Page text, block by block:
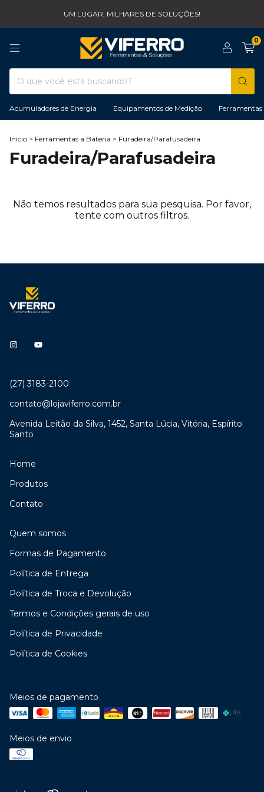
UM LUGAR, MILHARES DE SOLUÇÕES!
0
Acumuladores de Energia Equipamentos de Medição
Início > Ferramentas a Bateria > Furadeira/Parafusadeira
Furadeira/Parafusadeira
Não temos resultados para sua pesquisa. Por favor,
tente com outros filtros.
(27) 3183-2100
contato@lojaviferro.com.br
Avenida Leitão da Silva, 1452, Santa Lúcia, Vitória, Espírito
Santo
Home
Produtos
Contato
Quem somos
Formas de Pagamento
Política de Entrega
Política de Troca e Devolução
Termos e Condições gerais de uso
Política de Privacidade
Política de Cookies
Meios de pagamento
Meios de envio